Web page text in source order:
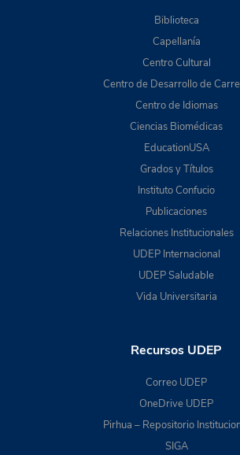
Biblioteca
Capellanía
Centro Cultural
Centro de Desarrollo de
Centro de Idiomas
Ciencias Biomédicas
EducationUSA
Grados y Títulos
Instituto Confucio
Publicaciones
Relaciones Institucionales
UDEP Internacional
UDEP Saludable
Vida Universitaria
Recursos UDEP
Correo UDEP
OneDrive UDEP
Pirhua – Repositorio
SIGA